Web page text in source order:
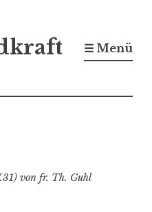
☰ Menü
von fr. Th. Guhl